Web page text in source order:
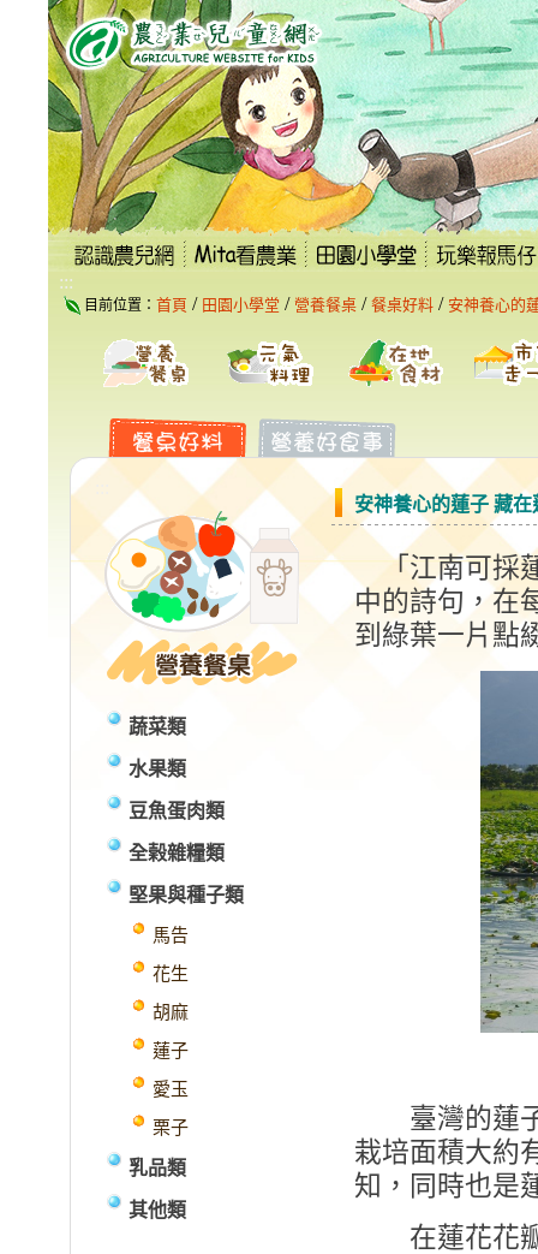
跳
到
主
要
內
容
區
塊
:::
目前位置： 首頁 / 田園小學堂 / 營養餐桌 / 餐桌好料 / 安神養心的
蔬菜類
水果類
豆魚蛋肉類
全榖雜糧類
堅果與種子類
馬告
花生
胡麻
蓮子
愛玉
栗子
乳品類
其他類
安神養心的蓮子 藏
「江南可採蓮
中的詩句，在
到綠葉一片點
臺灣的蓮子
栽培面積大約
知，同時也是
在蓮花花瓣